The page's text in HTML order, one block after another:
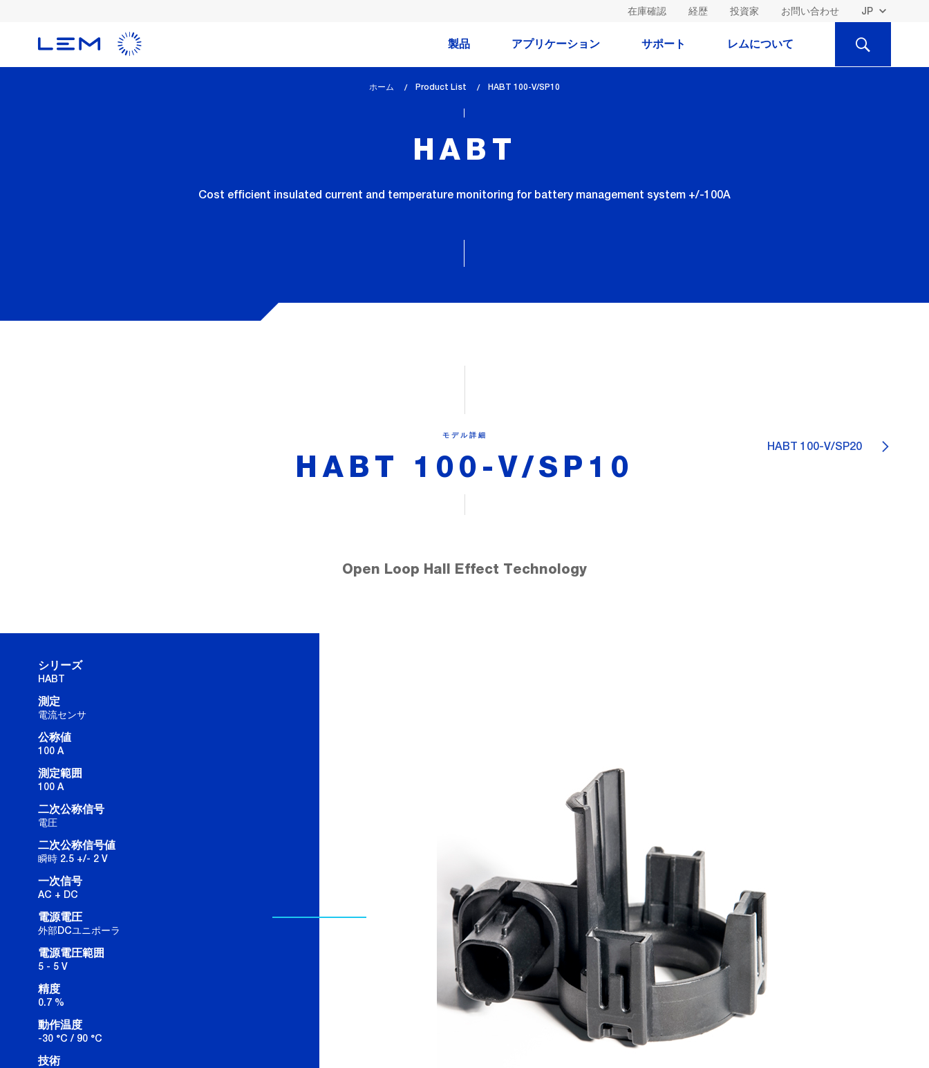
在庫確認 経歴 投資家 お問い合わせ
製品 アプリケーション サポート レムについて
検
ホーム Product List
lem_current_page
HABT 100-V/SP10
HABT
Cost efficient insulated current and temperature monitoring for battery management system +/-100A
HABT 100-V/SP20
モデル詳細
HABT 100-V/SP10
Open Loop Hall Effect Technology
シリーズ
HABT
測定
電流センサ
公称値
100 A
測定範囲
100 A
二次公称信号
電圧
二次公称信号値
瞬時 2.5 +/- 2 V
一次信号
AC + DC
電源電圧
外部DCユニポーラ
電源電圧範囲
5 - 5 V
精度
0.7 %
動作温度
-30 °C / 90 °C
技術